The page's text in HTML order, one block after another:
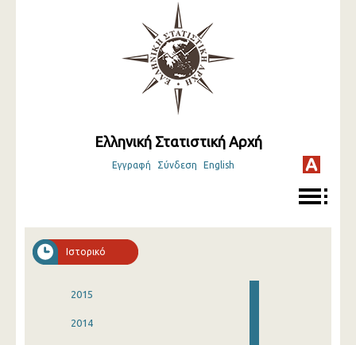
Ελληνική Στατιστική Αρχή
Εγγραφή Σύνδεση English
Ιστορικό
2015
2014